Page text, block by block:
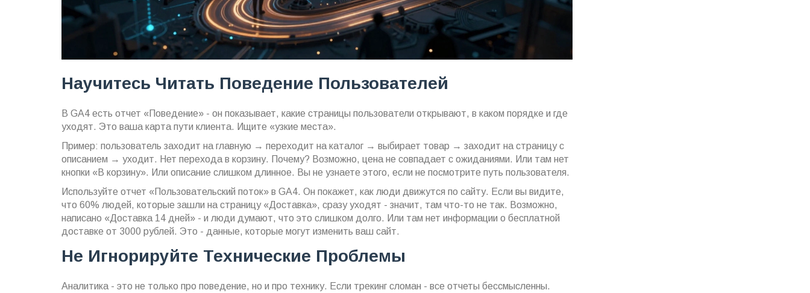
Научитесь Читать Поведение Пользователей
В GA4 есть отчет «Поведение» - он показывает, какие страницы пользователи открывают, в каком порядке и где
уходят. Это ваша карта пути клиента. Ищите «узкие места».
Пример: пользователь заходит на главную → переходит на каталог → выбирает товар → заходит на страницу с
описанием → уходит. Нет перехода в корзину. Почему? Возможно, цена не совпадает с ожиданиями. Или там нет
кнопки «В корзину». Или описание слишком длинное. Вы не узнаете этого, если не посмотрите путь пользователя.
Используйте отчет «Пользовательский поток» в GA4. Он покажет, как люди движутся по сайту. Если вы видите,
что 60% людей, которые зашли на страницу «Доставка», сразу уходят - значит, там что-то не так. Возможно,
написано «Доставка 14 дней» - и люди думают, что это слишком долго. Или там нет информации о бесплатной
доставке от 3000 рублей. Это - данные, которые могут изменить ваш сайт.
Не Игнорируйте Технические Проблемы
Аналитика - это не только про поведение, но и про технику. Если трекинг сломан - все отчеты бессмысленны.